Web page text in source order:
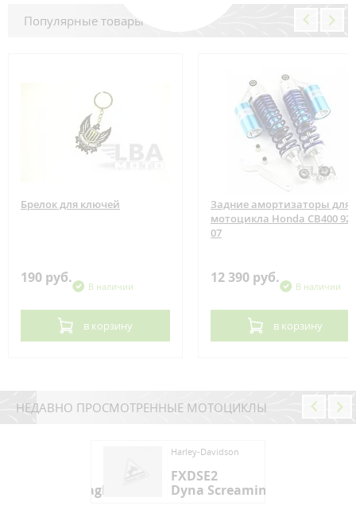
Популярные товары
Брелок для ключей
190 руб.
В наличии
в корзину
Задние амортизаторы для
мотоцикла Honda CB400 92-
07
12 390 руб.
В наличии
в корзину
НЕДАВНО ПРОСМОТРЕННЫЕ МОТОЦИКЛЫ
Screamin Eagle
Harley-Davidson
FXDSE2
Dyna Screamin Eagle